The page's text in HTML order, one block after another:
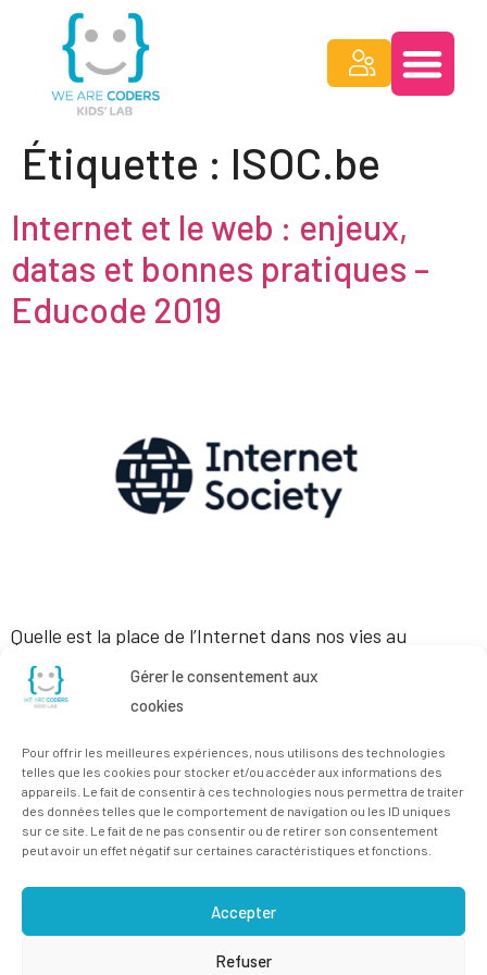
Gérer le consentement aux
cookies
Pour offrir les meilleures expériences, nous utilisons des technologies
telles que les cookies pour stocker et/ou accéder aux informations des
appareils. Le fait de consentir à ces technologies nous permettra de traiter
des données telles que le comportement de navigation ou les ID uniques
sur ce site. Le fait de ne pas consentir ou de retirer son consentement
peut avoir un effet négatif sur certaines caractéristiques et fonctions.
Accepter
Refuser
Étiquette : ISOC.be
Internet et le web : enjeux,
datas et bonnes pratiques –
Educode 2019
Quelle est la place de l’Internet dans nos vies au
quotidien ? Quelle fut son origine, son évolution, et vers
où nous emmène son futur ? A quoi servent les cookies
et à quoi peuvent-elles servir ? A quels risques je
m’expose lorsque j’utilise l’Internet […]